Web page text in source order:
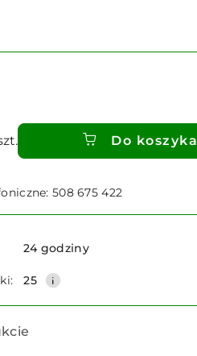
Do koszyka
508 675 422
24 godziny
25